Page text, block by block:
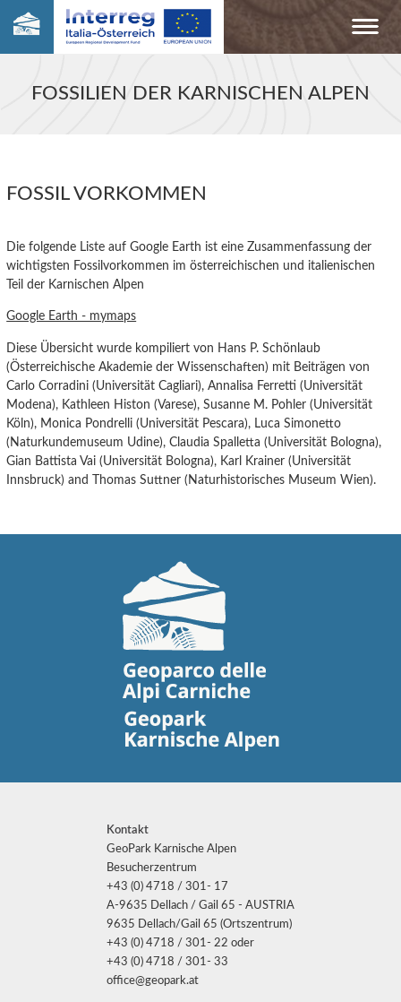
FOSSILIEN DER KARNISCHEN ALPEN
FOSSIL VORKOMMEN
Die folgende Liste auf Google Earth ist eine Zusammenfassung der
wichtigsten Fossilvorkommen im österreichischen und italienischen
Teil der Karnischen Alpen
Google Earth - mymaps
Diese Übersicht wurde kompiliert von Hans P. Schönlaub
(Österreichische Akademie der Wissenschaften) mit Beiträgen von
Carlo Corradini (Universität Cagliari), Annalisa Ferretti (Universität
Modena), Kathleen Histon (Varese), Susanne M. Pohler (Universität
Köln), Monica Pondrelli (Universität Pescara), Luca Simonetto
(Naturkundemuseum Udine), Claudia Spalletta (Universität Bologna),
Gian Battista Vai (Universität Bologna), Karl Krainer (Universität
Innsbruck) and Thomas Suttner (Naturhistorisches Museum Wien).
Kontakt
GeoPark Karnische Alpen
Besucherzentrum
+43 (0) 4718 / 301- 17
A-9635 Dellach / Gail 65 - AUSTRIA
9635 Dellach/Gail 65 (Ortszentrum)
+43 (0) 4718 / 301- 22 oder
+43 (0) 4718 / 301- 33
office@geopark.at